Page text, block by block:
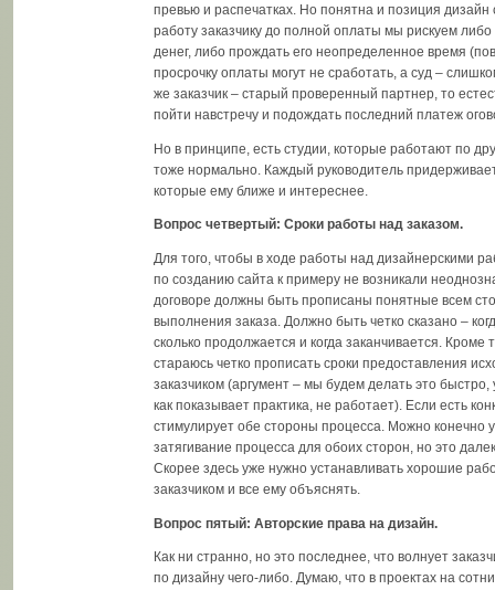
превью и распечатках. Но понятна и позиция дизайн
работу заказчику до полной оплаты мы рискуем либо
денег, либо прождать его неопределенное время
просрочку оплаты могут не сработать, а суд –
же заказчик – старый проверенный партнер, то
пойти навстречу и подождать последний платеж
Но в принципе, есть студии, которые работают по
тоже нормально. Каждый руководитель
которые ему ближе и интереснее.
Вопрос четвертый: Сроки работы над заказом.
Для того, чтобы в ходе работы над дизайнерскими
по созданию сайта к примеру не возникали
договоре должны быть прописаны понятные всем
выполнения заказа. Должно быть четко сказано –
сколько продолжается и когда заканчивается. Кроме
стараюсь четко прописать сроки предоставления
заказчиком (аргумент – мы будем делать это быстро,
как показывает практика, не работает). Если есть
стимулирует обе стороны процесса. Можно конечно
затягивание процесса для обоих сторон, но это
Скорее здесь уже нужно устанавливать хорошие
заказчиком и все ему объяснять.
Вопрос пятый: Авторские права на дизайн.
Как ни странно, но это последнее, что волнует
по дизайну чего-либо. Думаю, что в проектах на